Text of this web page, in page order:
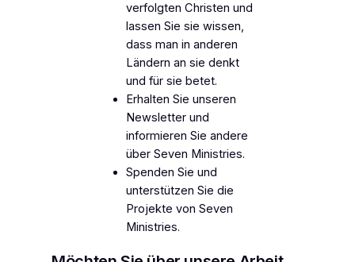
verfolgten Christen und
lassen Sie sie wissen,
dass man in anderen
Ländern an sie denkt
und für sie betet.
Erhalten Sie unseren
Newsletter und
informieren Sie andere
über Seven Ministries.
Spenden Sie und
unterstützen Sie die
Projekte von Seven
Ministries.